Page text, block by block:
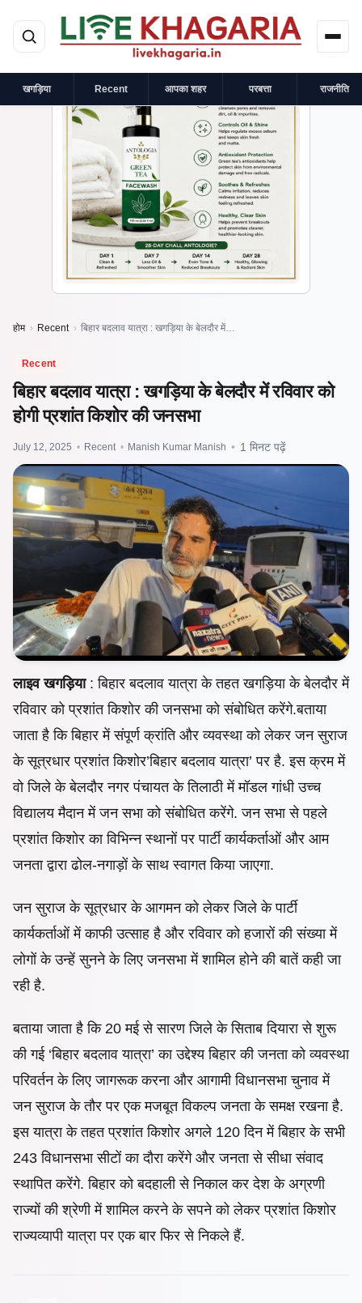
मुख्य सामग्री पर जाएं
खगड़िया Recent आपका शहर परबत्ता राजनीति
×
प्रायोजित
होम › Recent › बिहार बदलाव यात्रा : खगड़िया के बेलदौर में…
Recent
बिहार बदलाव यात्रा : खगड़िया के बेलदौर में रविवार को
होगी प्रशांत किशोर की जनसभा
July 12, 2025 • Recent • Manish Kumar Manish • 1 मिनट पढ़ें
लाइव खगड़िया: बिहार बदलाव यात्रा के तहत खगड़िया के बेलदौर में
रविवार को प्रशांत किशोर की जनसभा को संबोधित करेंगे.बताया
जाता है कि बिहार में संपूर्ण क्रांति और व्यवस्था को लेकर जन सुराज
के सूत्रधार प्रशांत किशोर’बिहार बदलाव यात्रा’ पर है. इस क्रम में
वो जिले के बेलदौर नगर पंचायत के तिलाठी में मॉडल गांधी उच्च
विद्यालय मैदान में जन सभा को संबोधित करेंगे. जन सभा से पहले
प्रशांत किशोर का विभिन्न स्थानों पर पार्टी कार्यकर्ताओं और आम
जनता द्वारा ढोल-नगाड़ों के साथ स्वागत किया जाएगा.
जन सुराज के सूत्रधार के आगमन को लेकर जिले के पार्टी
कार्यकर्ताओं में काफी उत्साह है और रविवार को हजारों की संख्या में
लोगों के उन्हें सुनने के लिए जनसभा में शामिल होने की बातें कही जा
रही है.
बताया जाता है कि 20 मई से सारण जिले के सिताब दियारा से शुरू
की गई ‘बिहार बदलाव यात्रा’ का उद्देश्य बिहार की जनता को व्यवस्था
परिवर्तन के लिए जागरूक करना और आगामी विधानसभा चुनाव में
जन सुराज के तौर पर एक मजबूत विकल्प जनता के समक्ष रखना है.
इस यात्रा के तहत प्रशांत किशोर अगले 120 दिन में बिहार के सभी
243 विधानसभा सीटों का दौरा करेंगे और जनता से सीधा संवाद
स्थापित करेंगे. बिहार को बदहाली से निकाल कर देश के अग्रणी
राज्यों की श्रेणी में शामिल करने के सपने को लेकर प्रशांत किशोर
राज्यव्यापी यात्रा पर एक बार फिर से निकले हैं.